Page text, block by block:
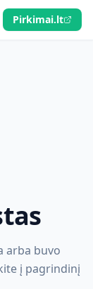
Pirkimai.lt
arba buvo
į pagrindinį